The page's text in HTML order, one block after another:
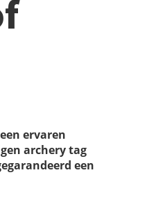
ervaren
archery tag
een